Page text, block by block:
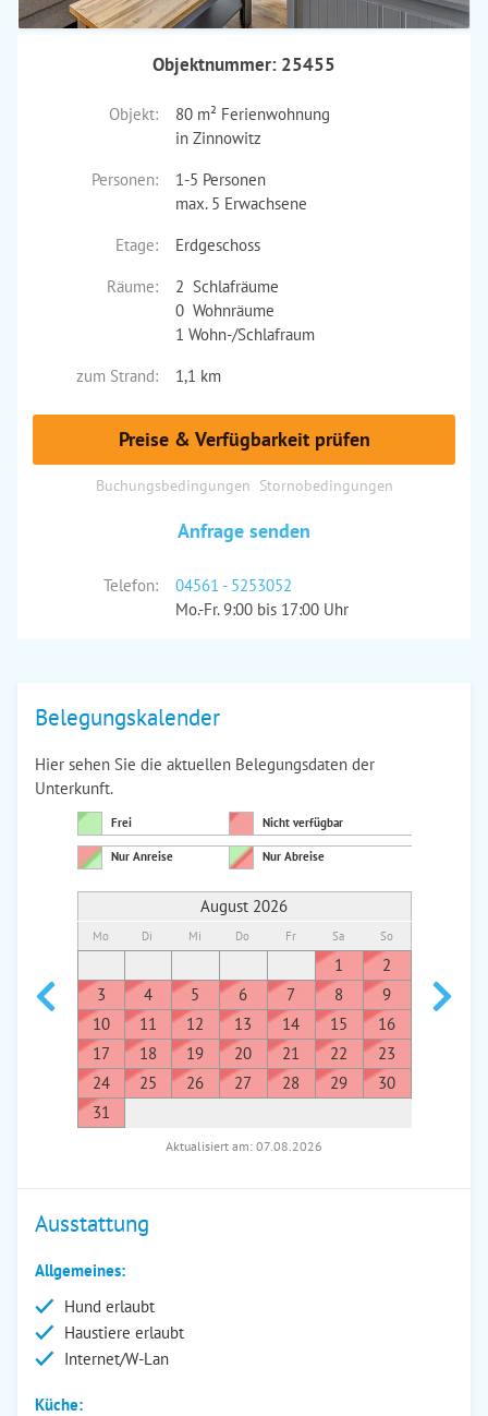
Objektnummer: 25455
Objekt:
80 m² Ferienwohnung
in Zinnowitz
Personen:
1-5 Personen
max. 5 Erwachsene
Etage:
Erdgeschoss
Räume:
2 Schlafräume
0 Wohnräume
1 Wohn-/Schlafraum
zum Strand:
1,1 km
Preise & Verfügbarkeit prüfen
Buchungsbedingungen Stornobedingungen
Anfrage senden
Telefon:
04561 - 5253052
Mo.-Fr. 9:00 bis 17:00 Uhr
Belegungskalender
Hier sehen Sie die aktuellen Belegungsdaten der
Unterkunft.
Frei Nicht verfügbar
Nur Anreise Nur Abreise
August 2026
Mo Di Mi Do Fr Sa So
1
2
3
4 5 6 7 8
9
10
11 12 13 14 15
16
17
18 19 20 21 22
23
24
25 26 27 28 29
30
31
7
Aktualisiert am: 07.08.2026
Ausstattung
Allgemeines:
Hund erlaubt
Haustiere erlaubt
Internet/W-Lan
Küche: